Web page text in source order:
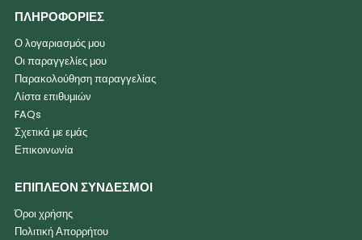
ΠΛΗΡΟΦΟΡΙΕΣ
Ο λογαριασμός μου
Οι παραγγελίες μου
Παρακολούθηση παραγγελίας
Λίστα επιθυμιών
FAQs
Σχετικά με εμάς
Επικοινωνία
ΕΠΙΠΛΕΟΝ ΣΥΝΔΕΣΜΟΙ
Όροι χρήσης
Πολιτική Απορρήτου